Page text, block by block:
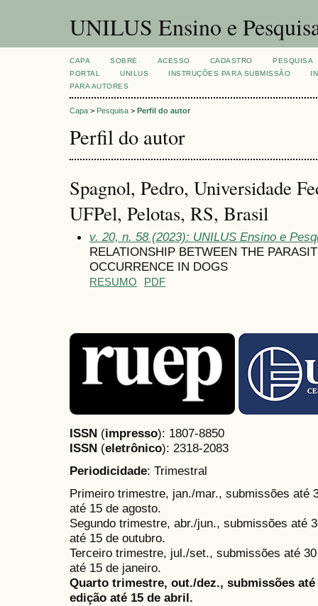
UNILUS Ensino e
CAPA SOBRE ACESSO CADASTRO
PESQUISA
PORTAL
UNILUS INSTRUÇÕES PARA SUBMISSÃO
PARA AUTORES
Capa > Pesquisa > Perfil do autor
Perfil do autor
Spagnol, Pedro, Universidade
UFPel, Pelotas, RS, Brasil
v. 20, n. 58 (2023): UNILUS Ensino e
RELATIONSHIP BETWEEN THE
OCCURRENCE IN DOGS
RESUMO PDF
ISSN (impresso): 1807-8850
ISSN (eletrônico): 2318-2083
Periodicidade: Trimestral
Primeiro trimestre, jan./mar., submissões até
até 15 de agosto.
Segundo trimestre, abr./jun., submissões até
até 15 de outubro.
Terceiro trimestre, jul./set., submissões até
até 15 de janeiro.
Quarto trimestre, out./dez., submissões
edição até 15 de abril.